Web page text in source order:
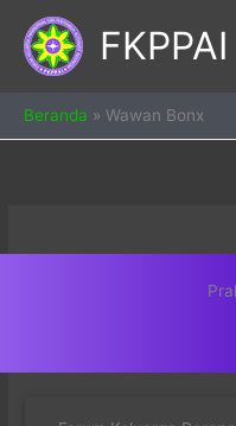
content
FKPPAI
Beranda » Wawan Bonx